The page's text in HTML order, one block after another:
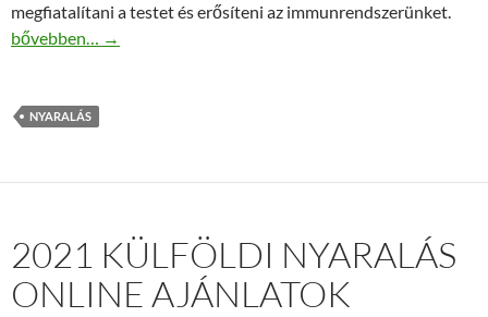
megfiatalítani a testet és erősíteni az immunrendszerünket.
Olcsó nyaralás az Invián
bővebben… →
NYARALÁS
2021 KÜLFÖLDI NYARALÁS
ONLINE AJÁNLATOK